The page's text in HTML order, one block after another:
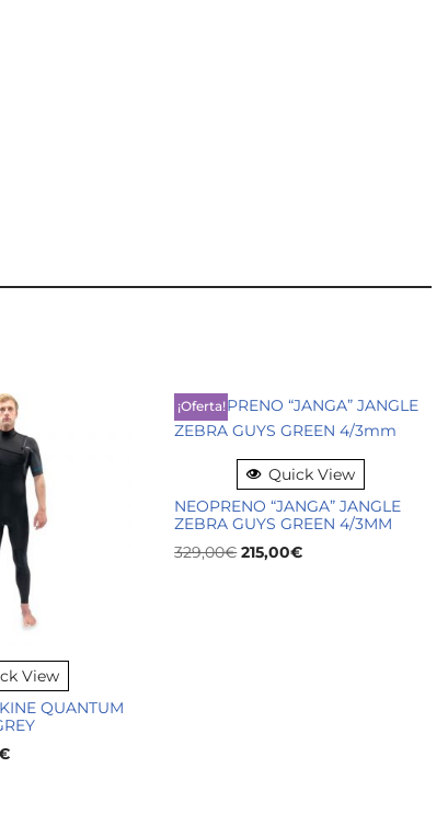
View
QUANTUM
¡Oferta!
Quick View
NEOPRENO “JANGA” JANGLE
ZEBRA GUYS GREEN 4/3MM
329,00€ 215,00€